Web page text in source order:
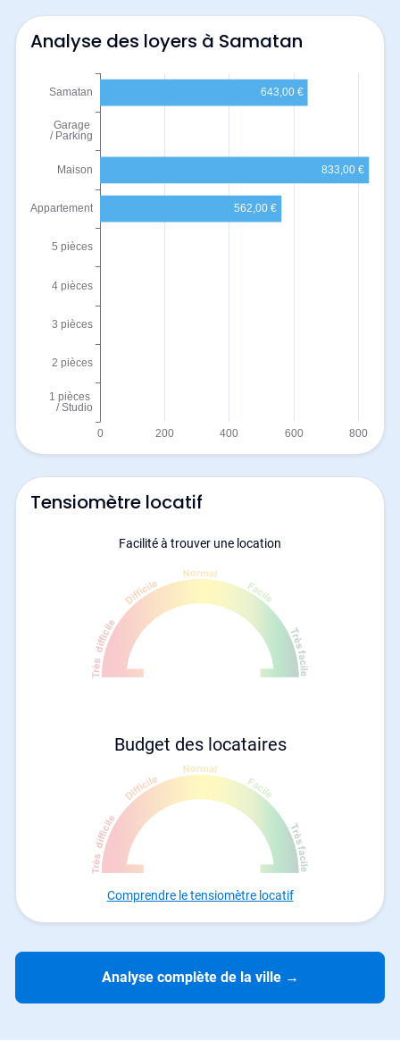
Analyse des loyers à Samatan
Tensiomètre locatif
Facilité à trouver une location
Budget des locataires
Comprendre le tensiomètre locatif
Analyse complète de la ville →